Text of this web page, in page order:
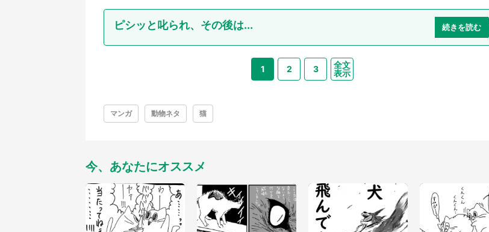
ピシッと叱られ、その後は... 続きを読む
1 2 3
全文
表示
マンガ 動物ネタ 猫
今、あなたにオススメ